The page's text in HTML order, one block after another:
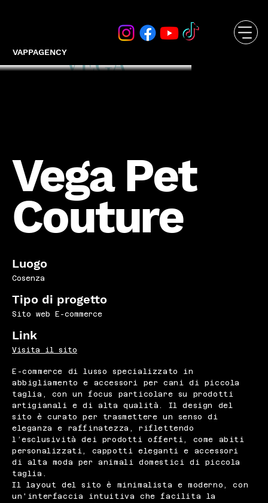
VAPPAGENCY
Vega Pet
Couture
Luogo
Cosenza
Tipo di progetto
Sito web E-commerce
Link
Visita il sito
E-commerce di lusso specializzato in
abbigliamento e accessori per cani di piccola
taglia, con un focus particolare su prodotti
artigianali e di alta qualità. Il design del
sito è curato per trasmettere un senso di
eleganza e raffinatezza, riflettendo
l’esclusività dei prodotti offerti, come abiti
personalizzati, cappotti eleganti e accessori
di alta moda per animali domestici di piccola
taglia.
Il layout del sito è minimalista e moderno, con
un'interfaccia intuitiva che facilita la